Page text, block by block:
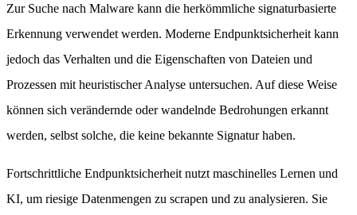
Zur Suche nach Malware kann die herkömmliche signaturbasierte
Erkennung verwendet werden. Moderne Endpunktsicherheit kann
jedoch das Verhalten und die Eigenschaften von Dateien und
Prozessen mit heuristischer Analyse untersuchen. Auf diese Weise
können sich verändernde oder wandelnde Bedrohungen erkannt
werden, selbst solche, die keine bekannte Signatur haben.
Fortschrittliche Endpunktsicherheit nutzt maschinelles Lernen und
KI, um riesige Datenmengen zu scrapen und zu analysieren. Sie